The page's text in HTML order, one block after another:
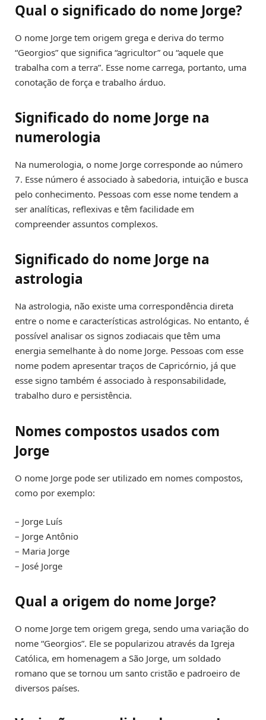
Qual o significado do nome Jorge?
O nome Jorge tem origem grega e deriva do termo
“Georgios” que significa “agricultor” ou “aquele que
trabalha com a terra”. Esse nome carrega, portanto, uma
conotação de força e trabalho árduo.
Significado do nome Jorge na
numerologia
Na numerologia, o nome Jorge corresponde ao número
7. Esse número é associado à sabedoria, intuição e busca
pelo conhecimento. Pessoas com esse nome tendem a
ser analíticas, reflexivas e têm facilidade em
compreender assuntos complexos.
Significado do nome Jorge na
astrologia
Na astrologia, não existe uma correspondência direta
entre o nome e características astrológicas. No entanto, é
possível analisar os signos zodiacais que têm uma
energia semelhante à do nome Jorge. Pessoas com esse
nome podem apresentar traços de Capricórnio, já que
esse signo também é associado à responsabilidade,
trabalho duro e persistência.
Nomes compostos usados com
Jorge
O nome Jorge pode ser utilizado em nomes compostos,
como por exemplo:
– Jorge Luís
– Jorge Antônio
– Maria Jorge
– José Jorge
Qual a origem do nome Jorge?
O nome Jorge tem origem grega, sendo uma variação do
nome “Georgios”. Ele se popularizou através da Igreja
Católica, em homenagem a São Jorge, um soldado
romano que se tornou um santo cristão e padroeiro de
diversos países.